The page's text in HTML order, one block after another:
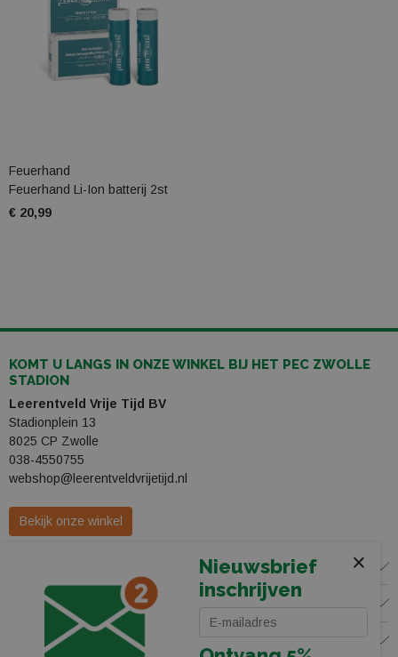
Feuerhand
Feuerhand Li-Ion batterij 2st
€ 20,99
KOMT U LANGS IN ONZE WINKEL BIJ HET PEC ZWOLLE
STADION
Leerentveld Vrije Tijd BV
Stadionplein 13
8025 CP Zwolle
038-4550755
webshop@leerentveldvrijetijd.nl
Bekijk onze winkel
WINKEL
KLANTENSERVICE
VOLG ONS
×
Nieuwsbrief
inschrijven